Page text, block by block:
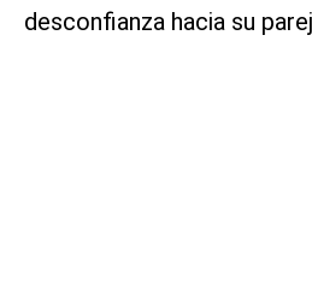
desconfianza hacia su